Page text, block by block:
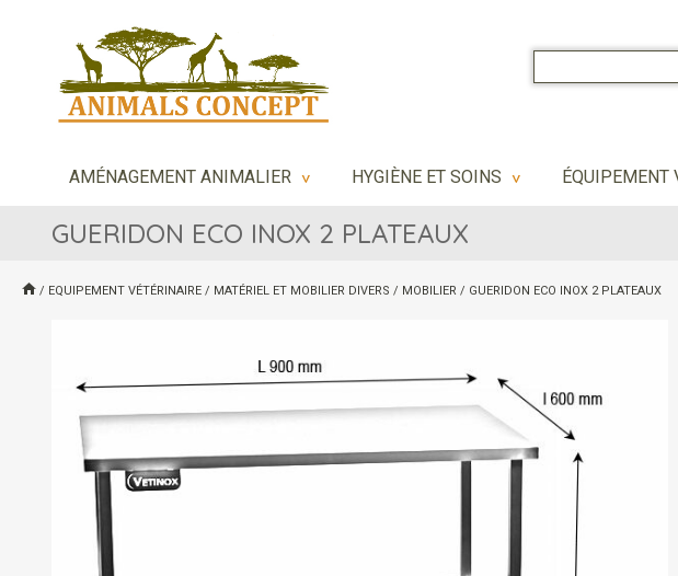
AMÉNAGEMENT ANIMALIER > HYGIÈNE ET SOINS > ÉQUIPEMENT
GUERIDON ECO INOX 2 PLATEAUX
/ EQUIPEMENT VÉTÉRINAIRE / MATÉRIEL ET MOBILIER DIVERS / MOBILIER / GUERIDON ECO INOX 2 PLATEAUX